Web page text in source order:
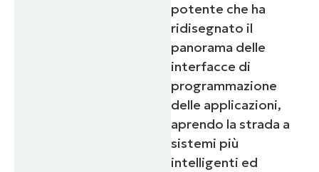
potente che ha
ridisegnato il
panorama delle
interfacce di
programmazione
delle applicazioni,
aprendo la strada a
sistemi più
intelligenti ed